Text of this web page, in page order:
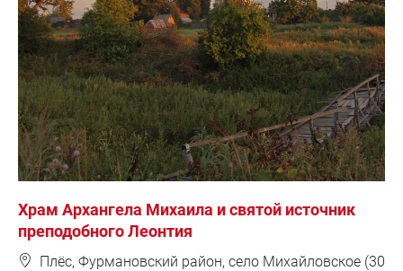
Храм Архангела Михаила и святой источник
преподобного Леонтия
❽ Плёс, Фурмановский район, село Михайловское (30